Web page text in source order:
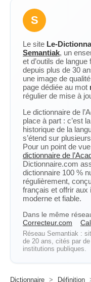
S
Le site Le-
Semantiak, un
et d’outils de
depuis plus de 30
une image de
page dédiée au mot
régulier de mise à
Le dictionnaire de
place à part : c’est
historique de la
s’étend sur
Pour un point de
dictionnaire de
Dictionnaire.com
dictionnaire 100 %
régulièrement,
français et offrir aux
moderne et fiable.
Dans le même
Correcteur.com
Réseau Semantiak :
de 20 ans, cités par
institutions publiques.
Dictionnaire > Définition